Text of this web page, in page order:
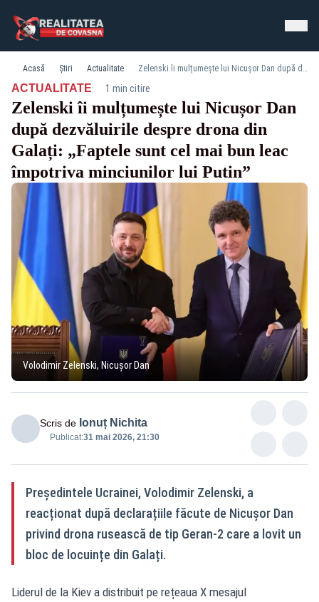
Acasă Știri Actualitate Zelenski îi mulțumește lui Nicușor Dan după dezvăluirile despre drona din Galați: „Faptele sunt cel mai bun leac împotriva minciunilor lui Putin”
ACTUALITATE· 1 min citire
Zelenski îi mulțumește lui Nicușor Dan
după dezvăluirile despre drona din
Galați: „Faptele sunt cel mai bun leac
împotriva minciunilor lui Putin”
Volodimir Zelenski, Nicușor Dan
Scris de Ionuț Nichita
Publicat:31 mai 2026, 21:30
Președintele Ucrainei, Volodimir Zelenski, a
reacționat după declarațiile făcute de Nicușor Dan
privind drona rusească de tip Geran-2 care a lovit un
bloc de locuințe din Galați.
Liderul de la Kiev a distribuit pe rețeaua X mesajul